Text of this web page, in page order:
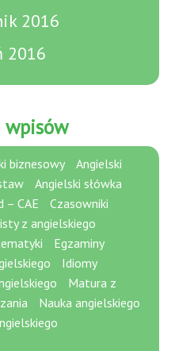
2016
2016
wpisów
biznesowy
Angielski
Angielski słówka
– CAE
Czasowniki
z angielskiego
Egzaminy
Idiomy
Matura z
Nauka angielskiego